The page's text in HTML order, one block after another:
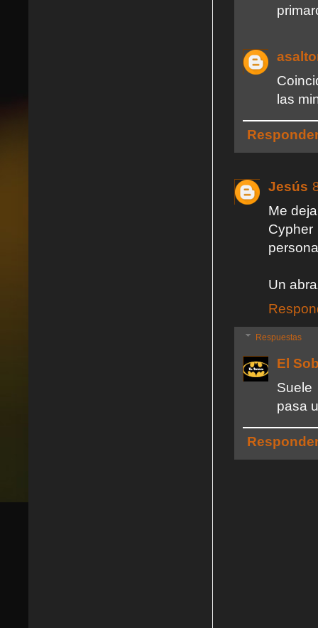
las
Jesús
Me
Un
Respuestas
El
pasa